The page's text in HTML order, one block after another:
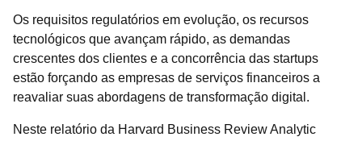
Os requisitos regulatórios em evolução, os recursos
tecnológicos que avançam rápido, as demandas
crescentes dos clientes e a concorrência das startups
estão forçando as empresas de serviços financeiros a
reavaliar suas abordagens de transformação digital.
Neste relatório da Harvard Business Review Analytic